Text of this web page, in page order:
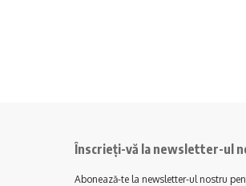
Înscrieți-vă la newsletter-ul
Abonează-te la newsletter-ul nostru